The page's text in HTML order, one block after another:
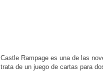
Castle Rampage es una de las
trata de un juego de cartas para